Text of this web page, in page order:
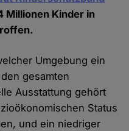
Millionen Kinder in
Umgebung ein
gesamten
Ausstattung gehört
Status
und ein niedriger